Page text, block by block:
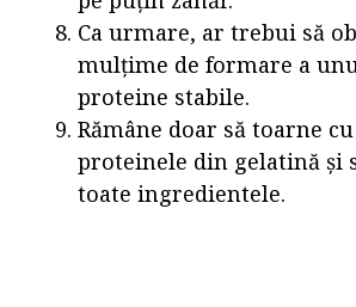
Ca urmare, ar trebui să
mulțime de formare a
proteine stabile.
Rămâne doar să toarne
proteinele din gelatină și
toate ingredientele.